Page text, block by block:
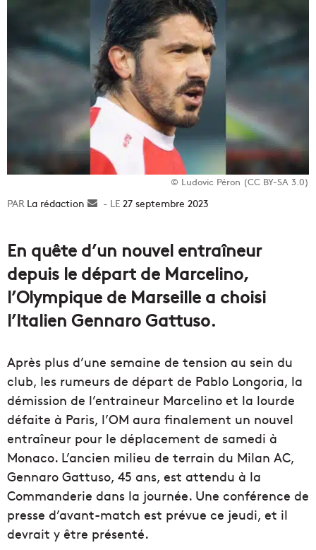
© Ludovic Péron (CC BY-SA 3.0)
La rédaction
Envoyer27 septembre 2023
En quête d’un nouvel entraîneur
depuis le départ de Marcelino,
l’Olympique de Marseille a choisi
l’Italien Gennaro Gattuso.
Après plus d’une semaine de tension au sein du
club, les rumeurs de départ de Pablo Longoria, la
démission de l’entraineur Marcelino et la lourde
défaite à Paris, l’OM aura finalement un nouvel
entraîneur pour le déplacement de samedi à
Monaco. L’ancien milieu de terrain du Milan AC,
Gennaro Gattuso, 45 ans, est attendu à la
Commanderie dans la journée. Une conférence de
presse d’avant-match est prévue ce jeudi, et il
devrait y être présenté.